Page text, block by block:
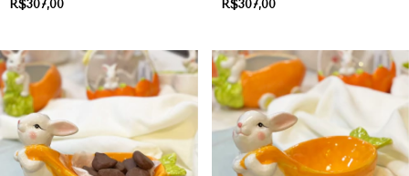
R$307,00 R$307,00